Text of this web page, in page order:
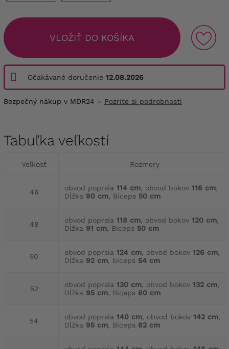
VLOŽIŤ DO KOŠÍKA
Očakávané doručenie 12.08.2026
Bezpečný nákup v MDR24 – Pozrite si podrobnosti
Tabuľka veľkostí
Veľkosť Rozmery
46 obvod poprsia 114 cm, obvod bokov 116 cm,
Dĺžka 90 cm, Biceps 50 cm
48 obvod poprsia 118 cm, obvod bokov 120 cm,
Dĺžka 91 cm, Biceps 50 cm
50 obvod poprsia 124 cm, obvod bokov 126 cm,
Dĺžka 92 cm, biceps 54 cm
52 obvod poprsia 130 cm, obvod bokov 132 cm,
Dĺžka 95 cm, Biceps 60 cm
54 obvod poprsia 140 cm, obvod bokov 142 cm,
Dĺžka 95 cm, Biceps 62 cm